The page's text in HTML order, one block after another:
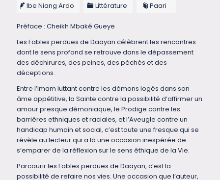
Ibe Niang Ardo Littérature Paari
Préface : Cheikh Mbaké Gueye
Les Fables perdues de Daayan célèbrent les rencontres
dont le sens profond se retrouve dans le dépassement
des déchirures, des peines, des péchés et des
déceptions.
Entre l’Imam luttant contre les démons logés dans son
âme appétitive, la Sainte contre la possibilité d’affirmer un
amour presque démoniaque, le Prodige contre les
barrières ethniques et raciales, et l’Aveugle contre un
handicap humain et social, c’est toute une fresque qui se
révèle au lecteur qui a là une occasion inespérée de
s’emparer de la réflexion sur le sens éthique de la Vie.
Parcourir les Fables perdues de Daayan, c’est la
possibilité de refaire nos vies. Une occasion que l’auteur,